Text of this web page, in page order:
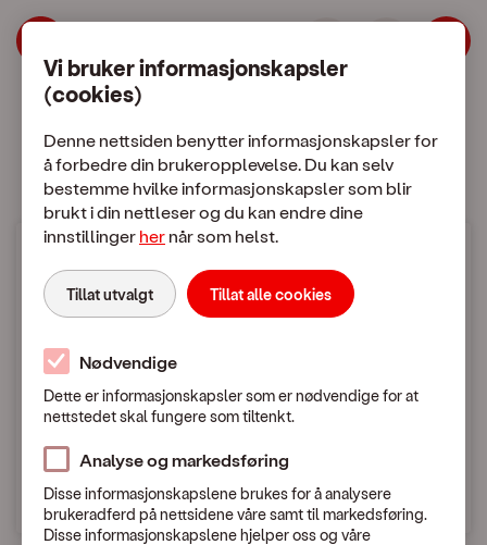
Hopp til meny
Hopp til hovedinnhold| OneCall
Mobilabonnement
Mobilpriser
Bruk i utlandet
Mobilpriser når du ringer eller sender SMS / MMS
Søk etter land
Vi bruker informasjonskapsler
(cookies)
Denne nettsiden benytter informasjonskapsler for
å forbedre din brukeropplevelse. Du kan selv
bestemme hvilke informasjonskapsler som blir
brukt i din nettleser og du kan endre dine
innstillinger her når som helst.
Tillat utvalgt Tillat alle cookies
Nødvendige
Dette er informasjonskapsler som er nødvendige for at
nettstedet skal fungere som tiltenkt.
Analyse og markedsføring
Disse informasjonskapslene brukes for å analysere
brukeradferd på nettsidene våre samt til markedsføring.
Disse informasjonskapslene hjelper oss og våre